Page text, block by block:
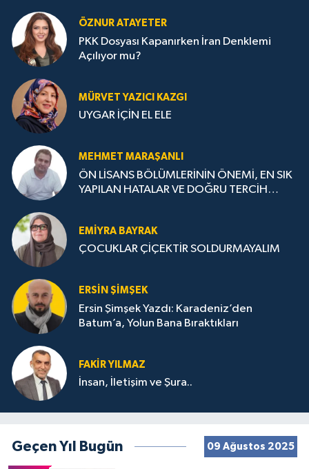
ÖZNUR ATAYETER
PKK Dosyası Kapanırken İran Denklemi
Açılıyor mu?
MÜRVET YAZICI KAZGI
UYGAR İÇİN EL ELE
MEHMET MARAŞANLI
ÖN LİSANS BÖLÜMLERİNİN ÖNEMİ, EN SIK
YAPILAN HATALAR VE DOĞRU TERCİH
EMIYRA BAYRAK
ÇOCUKLAR ÇİÇEKTİR SOLDURMAYALIM
ERSIN ŞIMŞEK
Ersin Şimşek Yazdı: Karadeniz’den
Batum’a, Yolun Bana Bıraktıkları
FAKIR YILMAZ
İnsan, İletişim ve Şura..
Geçen Yıl Bugün 09 Ağustos 2025